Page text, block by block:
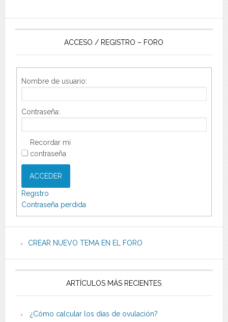
ACCESO / REGISTRO – FORO
Nombre de usuario:
Contraseña:
Recordar mi
contraseña
ACCEDER
Registro
Contraseña perdida
CREAR NUEVO TEMA EN EL FORO
ARTÍCULOS MÁS RECIENTES
¿Cómo calcular los días de ovulación?